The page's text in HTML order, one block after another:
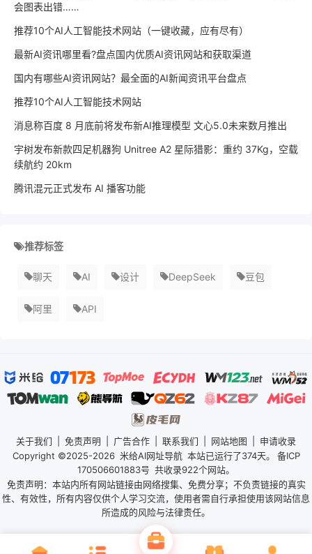
会图表出错……
推荐10个AI人工智能技术网站（一键收藏，应有尽有）
最新AI资讯哪里看?盘点国内优质AI资讯网站和获取渠道
国内有哪些AI资讯网站？最全面的AI新闻资讯平台盘点
推荐10个AI人工智能技术网站
消息称百度 8 月底前将发布新AI推理模型 文心5.0未来数月推出
宇树发布新款四足机器狗 Unitree A2 星际猎影：重约 37Kg，空载
续航约 20km
腾讯混元正式发布 AI 播客功能
推荐标签
聊天 AI 设计 DeepSeek 豆包
阿里 API
关于我们 免责声明 广告合作 联系我们 网站地图
申请收录
Copyright ©2025-2026 米给AI网址导航 本站已运行了374天。
备ICP
170506601883号 共收录922个网站。
免责声明：本站内所有网站链接由网络搜集、免费分享；不负责链接的真实
性、有效性，所有内容仅供个人学习交流，使用者需自行承担使用该网站信息
所造成的风险与法律责任。